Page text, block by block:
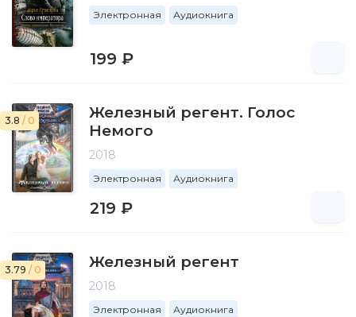
Электронная Аудиокнига
199 ₽
3.8 / 0
Железный регент. Голос
Немого
2018
Электронная Аудиокнига
219 ₽
3.79 / 0 Железный регент
2018
Электронная Аудиокнига